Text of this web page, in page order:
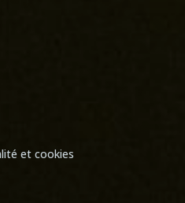
et cookies